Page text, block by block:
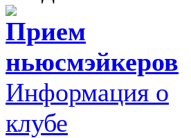
Прием
ньюсмэйкеров
Информация о
клубе